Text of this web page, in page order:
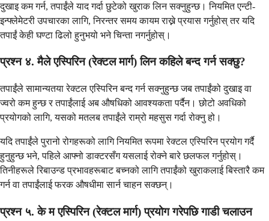
दुखाइ कम गर्न, तपाईंले याद गर्दा छुटेको खुराक लिन सक्नुहुन्छ। नियमित एन्टी-
इन्फ्लेमेटरी उपचारका लागि, निरन्तर समय कायम राख्ने प्रयास गर्नुहोस् तर यदि
तपाईं केही घण्टा ढिलो हुनुभयो भने चिन्ता नगर्नुहोस्।
प्रश्न ४. मैले एस्पिरिन (रेक्टल मार्ग) लिन कहिले बन्द गर्न सक्छु?
तपाईंले सामान्यतया रेक्टल एस्पिरिन बन्द गर्न सक्नुहुन्छ जब तपाईंको दुखाइ वा
ज्वरो कम हुन्छ र तपाईंलाई अब औषधिको आवश्यकता पर्दैन। छोटो अवधिको
प्रयोगको लागि, यसको मतलब तपाईंले राम्रो महसुस गर्दा रोक्नु हो।
यदि तपाईंले पुरानो रोगहरूको लागि नियमित रूपमा रेक्टल एस्पिरिन प्रयोग गर्दै
हुनुहुन्छ भने, पहिले आफ्नो डाक्टरसँग यसलाई रोक्ने बारे छलफल गर्नुहोस्।
तिनीहरूले रिबाउन्ड प्रभावहरूबाट बच्नको लागि तपाईंको खुराकलाई बिस्तारै कम
गर्न वा तपाईंलाई फरक औषधीमा सार्न चाहन सक्छन्।
प्रश्न ५. के म एस्पिरिन (रेक्टल मार्ग) प्रयोग गरेपछि गाडी चलाउन